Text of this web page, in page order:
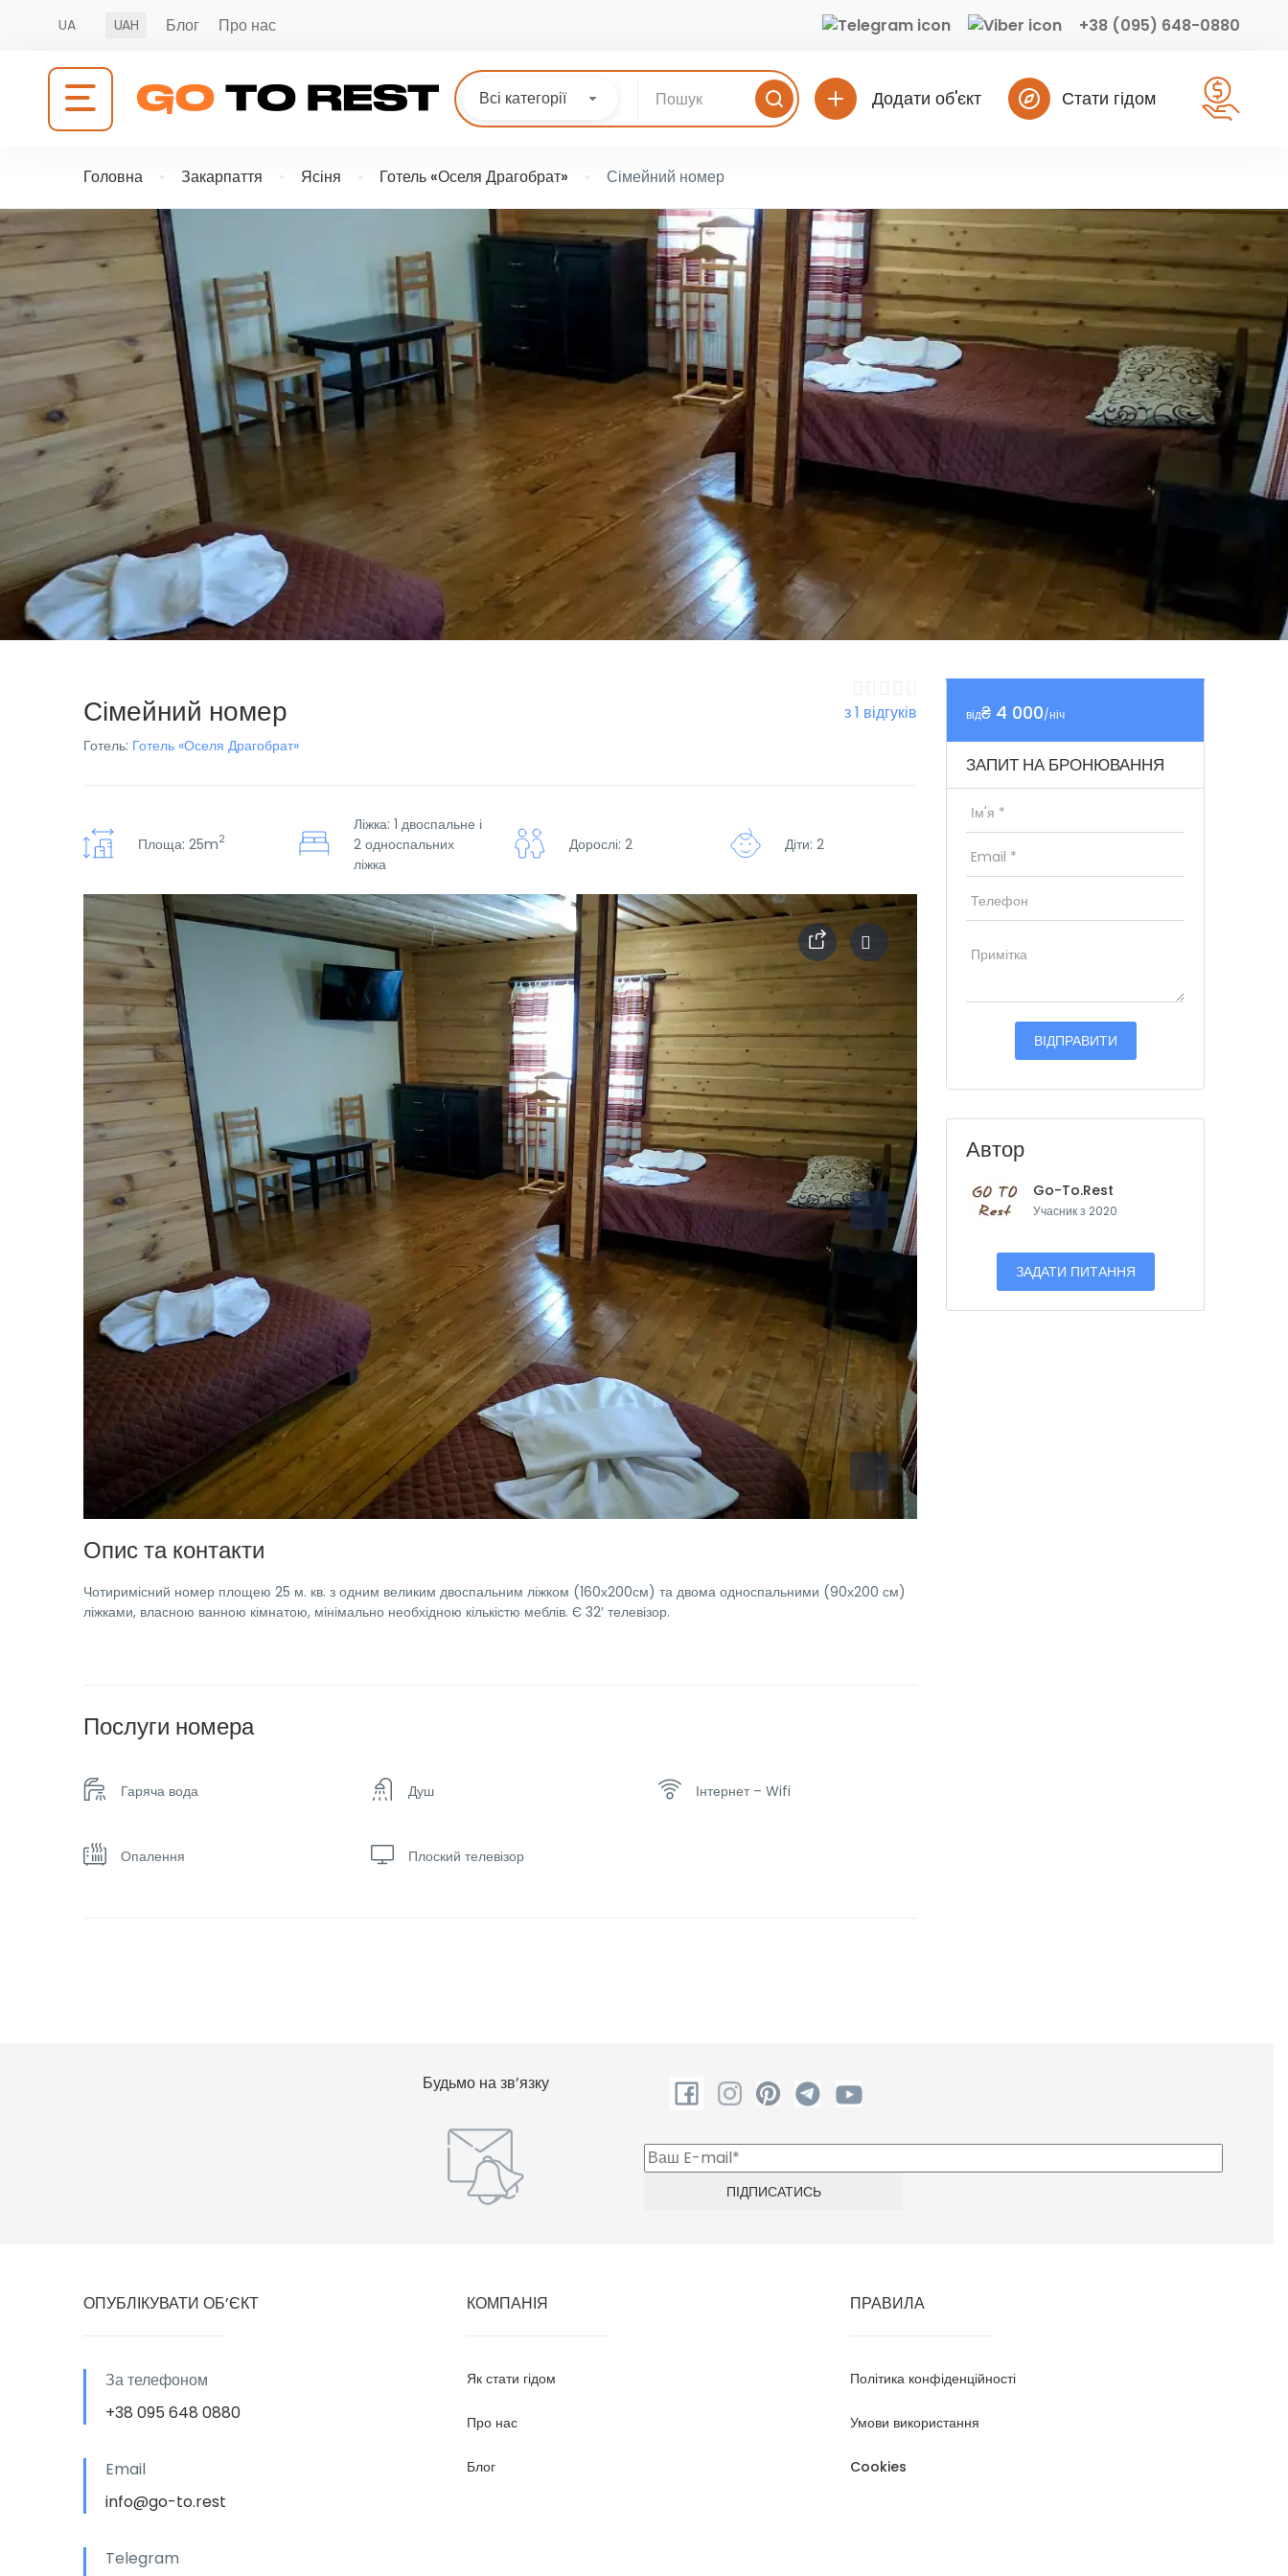
UA UAH Блог Про нас +38 (095) 648-0880
Всі категорії Додати об'єкт Стати гідом
Головна Закарпаття Ясіня Готель «Оселя Драгобрат» Сімейний номер
Сімейний номер
Готель: Готель «Оселя Драгобрат»
з 1 відгуків
Площа: 25m2
Ліжка: 1 двоспальне і
2 односпальних
ліжка
Дорослі: 2 Діти: 2
Опис та контакти
Чотиримісний номер площею 25 м. кв. з одним великим двоспальним ліжком (160х200см) та двома односпальними (90х200 см)
ліжками, власною ванною кімнатою, мінімально необхідною кількістю меблів. Є 32′ телевізор.
Послуги номера
Гаряча вода Душ Інтернет – Wifi
Опалення Плоский телевізор
від₴ 4 000/ніч
ЗАПИТ НА БРОНЮВАННЯ
Автор
Go-To.Rest
Учасник з 2020
ЗАДАТИ ПИТАННЯ
Будьмо на зв’язку
ОПУБЛІКУВАТИ ОБ’ЄКТ
За телефоном
+38 095 648 0880
Email
info@go-to.rest
Telegram
КОМПАНІЯ
Як стати гідом
Про нас
Блог
ПРАВИЛА
Політика конфіденційності
Умови використання
Cookies